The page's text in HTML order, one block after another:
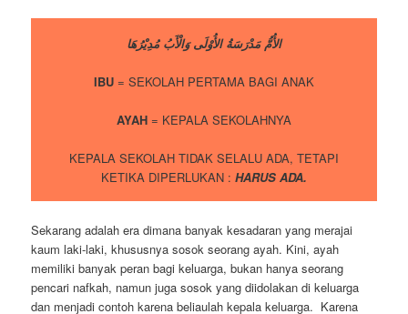
الأُمُّ مَدْرَسَةُ الأُوْلَى وَالْأَبُ مُدِيْرُهَا
IBU = SEKOLAH PERTAMA BAGI ANAK
AYAH = KEPALA SEKOLAHNYA
KEPALA SEKOLAH TIDAK SELALU ADA, TETAPI
KETIKA DIPERLUKAN : HARUS ADA.
Sekarang adalah era dimana banyak kesadaran yang merajai
kaum laki-laki, khususnya sosok seorang ayah. Kini, ayah
memiliki banyak peran bagi keluarga, bukan hanya seorang
pencari nafkah, namun juga sosok yang diidolakan di keluarga
dan menjadi contoh karena beliaulah kepala keluarga. Karena